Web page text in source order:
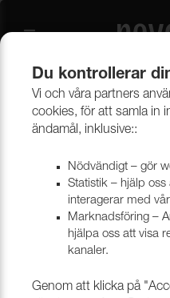
Beklädnadsmaterial
Du kontrollerar
Vi och våra partners
cookies, för att samla in
ändamål, inklusive::
Nödvändigt – gör
Statistik – hjälp
interagerar med
Marknadsföring –
hjälpa oss att visa
kanaler.
Genom att klicka på